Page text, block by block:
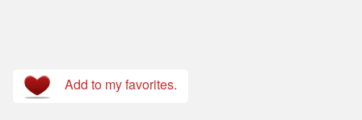
Add to my favorites.